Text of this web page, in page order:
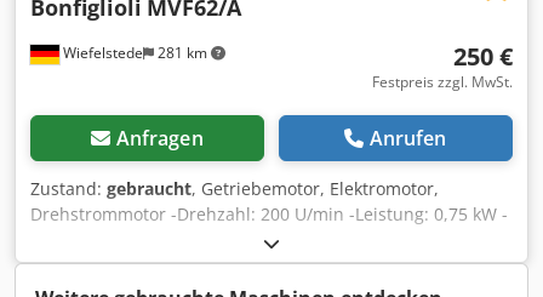
Wiefelstede 281 km
Bonfiglioli MVF62/A
250 €
Festpreis zzgl. MwSt.
Anfragen Anrufen
Zustand: gebraucht, Getriebemotor, Elektromotor,
Drehstrommotor -Drehzahl: 200 U/min -Leistung: 0,75 kW -
Bauform: B5 Winkel -Durchmesser Hohlwelle: Ø 25 mm -
Schutzart: IP 54 -Anzahl: 1x Motoren vorhanden Cjdpfoc
Nlymsx Alcsha -Preis: pro Stück -Abmessungen: